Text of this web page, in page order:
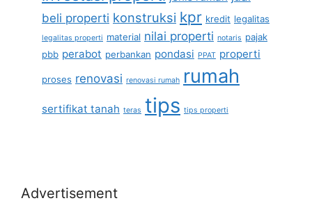
beli properti konstruksi kpr kredit legalitas
legalitas properti material nilai properti notaris pajak
pbb perabot perbankan pondasi PPAT properti
proses renovasi renovasi rumah rumah
sertifikat tanah teras tips tips properti
Advertisement